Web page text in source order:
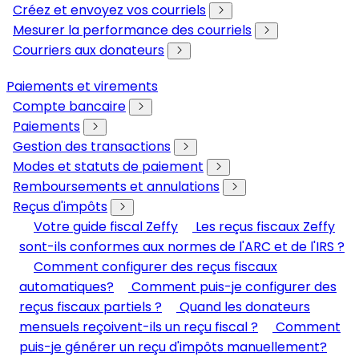
Créez et envoyez vos courriels
Mesurer la performance des courriels
Courriers aux donateurs
Paiements et virements
Compte bancaire
Paiements
Gestion des transactions
Modes et statuts de paiement
Remboursements et annulations
Reçus d'impôts
Votre guide fiscal Zeffy
Les reçus fiscaux Zeffy
sont-ils conformes aux normes de l'ARC et de l'IRS ?
Comment configurer des reçus fiscaux
automatiques?
Comment puis-je configurer des
reçus fiscaux partiels ?
Quand les donateurs
mensuels reçoivent-ils un reçu fiscal ?
Comment
puis-je générer un reçu d'impôts manuellement?